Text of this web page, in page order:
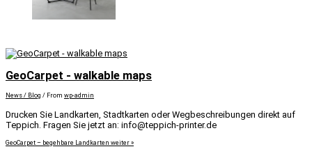
GeoCarpet - walkable maps
News / Blog / From wp-admin
Drucken Sie Landkarten, Stadtkarten oder Wegbeschreibungen direkt auf
Teppich. Fragen Sie jetzt an: info@teppich-printer.de
GeoCarpet – begehbare Landkarten weiter »